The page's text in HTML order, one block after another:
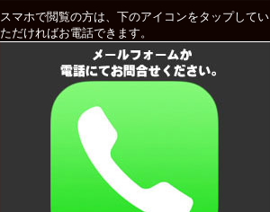
スマホで閲覧の方は、下のアイコンをタップしてい
ただければお電話できます。